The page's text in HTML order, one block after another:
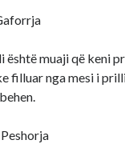
është muaji që keni
filluar nga mesi i